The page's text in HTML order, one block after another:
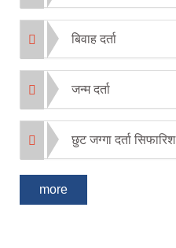
बिवाह दर्ता
जन्म दर्ता
छुट जग्गा दर्ता सिफारिश
more